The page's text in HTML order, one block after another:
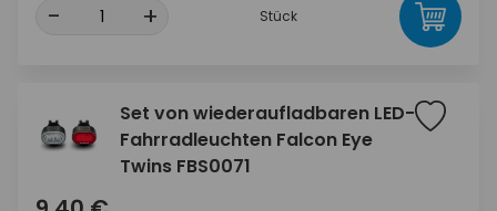
- + Stück
Set von wiederaufladbaren LED-
Fahrradleuchten Falcon Eye
Twins FBS0071